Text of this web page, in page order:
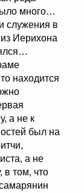
много…
служения в
Иерихона
находится
а не к
был на
а не
в том, что